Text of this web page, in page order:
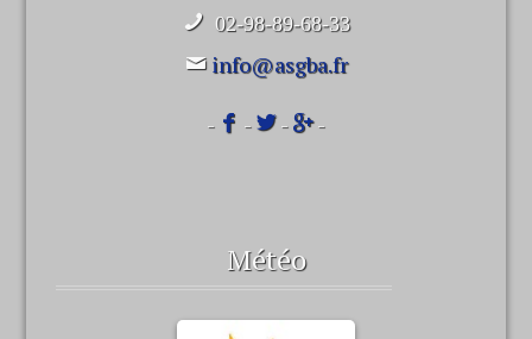
02-98-89-68-33
info@asgba.fr
- - - -
Météo